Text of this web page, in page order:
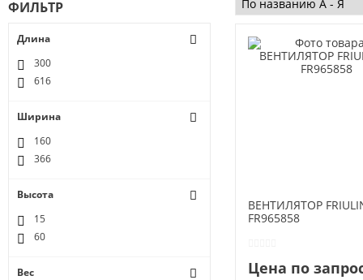
ФИЛЬТР
Длина
300
616
Ширина
160
366
Высота
15
60
Вес
ВЕНТИЛЯТОР
FR965858
Цена по